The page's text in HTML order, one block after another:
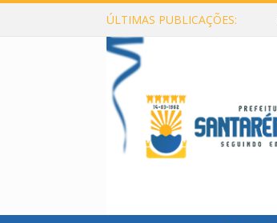
ÚLTIMAS PUBLICAÇÕES: